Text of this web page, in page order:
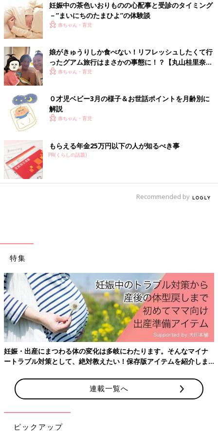
また、洋服やスタイも多めに持って行きましょう！足りなければ
洗濯すればいいかと思っていましたが、湿度が高く洗濯物は短時
間では乾きません。
また、あると便利なのが洗濯用洗剤と食器洗い用洗剤です。
ベビーによくある食べこぼしなど、すぐに洗わないと洋服のシミ
が取れなくなってしまうことがありますよね。そんな急遽の洗濯
ることができます。さらにベビー用食器洗い洗剤はマグを洗った
りするのに重宝しました。
スで遊ばせて体力消耗
成田空港の国際線ロビーにはキッズスペースがあります。このキ
ッズスペースで飛行機搭乗のギリギリまで遊ばせましょう。
そのお陰で、我が子は飛行機の中ではほぼ寝てくれてとっても助
かりました。
また、新しいおもちゃ、お気に入りのおやつを持っていくといざ
という時に役に立ちます。機内持ち込みの手荷物が多くなりが、
妊娠中の茶色いおりものの心配事と受診のタイミング
－”まいにちのたまひよ”の体験談
赤ちゃん・育児
娘がきゅうりしか食べない！リフレッシュしたくて行
ったグアム旅行はまさかの事態に！？【丸山桂里奈・
本並健治】
赤ちゃん・育児
０才児ベビー3月の様子＆お世話ポイントを月齢別に
解説
赤ちゃん・育児
もらえる年金25万円以下の人が知るべき事
PR(くらしの話題)
Recommended by
特集
妊娠・出産にまつわる体の変化は多岐にわたります。そんなマイナ
ートラブル対策として、絶対教えたい！保存版アイテムを紹介しま
連載一覧へ
ピックアップ